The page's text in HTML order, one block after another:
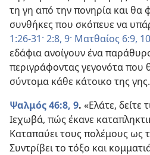
τη γη από την πονηρία και θα
συνθήκες που σκόπευε να
1:26-31· 2:8, 9· Ματθαίος 6:9, 10
εδάφια ανοίγουν ένα
περιγράφοντας γεγονότα που
σύντομα κάθε κάτοικο της γης.
Ψαλμός 46:8, 9. «Ελάτε, δείτε
Ιεχωβά, πώς έκανε
Καταπαύει τους πολέμους ως
Συντρίβει το τόξο και